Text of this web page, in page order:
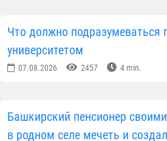
Что должно подразумеваться
университетом
07.08.2026 2457 4 min.
Башкирский пенсионер
в родном селе мечеть и